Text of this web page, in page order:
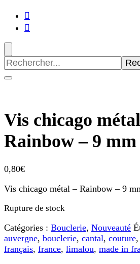
Recherche
pour
:
Vis chicago
Rainbow – 9 mm
0,80€
Vis chicago métal – Rainbow – 9
Rupture de stock
Catégories : Bouclerie, Nouveauté
auvergne, bouclerie, cantal, couture,
français, france, limalou, made in